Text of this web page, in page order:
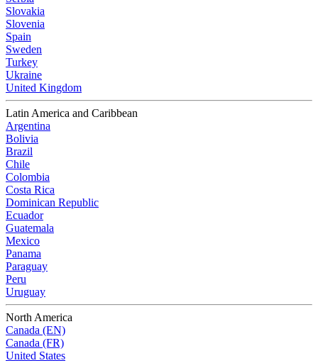
Slovakia
Slovenia
Spain
Sweden
Turkey
Ukraine
United Kingdom
Latin America and Caribbean
Argentina
Bolivia
Brazil
Chile
Colombia
Costa Rica
Dominican Republic
Ecuador
Guatemala
Mexico
Panama
Paraguay
Peru
Uruguay
North America
Canada (EN)
Canada (FR)
United States